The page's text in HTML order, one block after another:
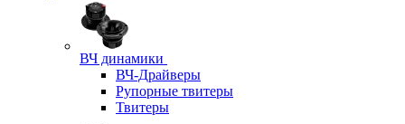
ВЧ динамики
ВЧ-Драйверы
Рупорные твитеры
Твитеры